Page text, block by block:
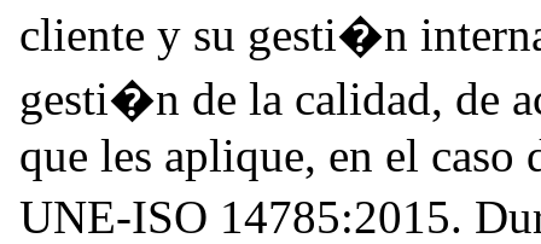
cliente y su gesti�n
gesti�n de la calidad, de
que les aplique, en el
UNE-ISO 14785:2015.